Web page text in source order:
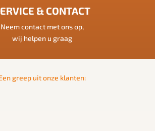
& CONTACT
Neem contact met ons op,
wij helpen u graag
greep uit onze klanten: